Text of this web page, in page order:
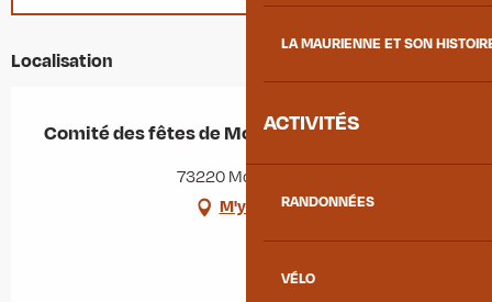
LA MAURIENNE ET SON
ACTIVITÉS
RANDONNÉES
VÉLO
Localisation
Comité des fêtes de Montgilbert
73220 Montgilbert
M'y rendre